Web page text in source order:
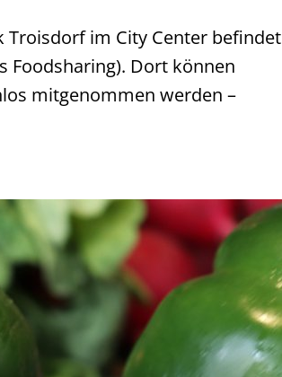
Troisdorf im City Center befindet
Foodsharing). Dort können
mitgenommen werden –